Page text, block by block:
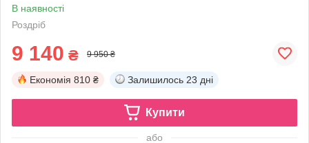
В наявності
Роздріб
9 140 ₴ 9 950 ₴
Економія 810 ₴ Залишилось 23 дні
Купити
або